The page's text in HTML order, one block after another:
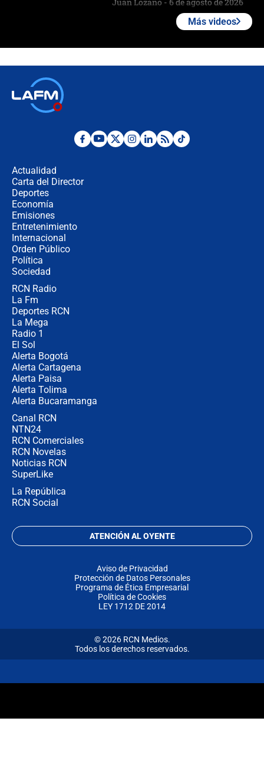
Alias ‘Calarcá’ habría pagado $60
Más videos
Actualidad
Carta del Director
Deportes
Economía
Emisiones
Entretenimiento
Internacional
Orden Público
Política
Sociedad
RCN Radio
La Fm
Deportes RCN
La Mega
Radio 1
El Sol
Alerta Bogotá
Alerta Cartagena
Alerta Paisa
Alerta Tolima
Alerta Bucaramanga
Canal RCN
NTN24
RCN Comerciales
RCN Novelas
Noticias RCN
SuperLike
La República
RCN Social
ATENCIÓN AL OYENTE
Aviso de Privacidad
Protección de Datos Personales
Programa de Ética Empresarial
Política de Cookies
LEY 1712 DE 2014
© 2026 RCN Medios.
Todos los derechos reservados.